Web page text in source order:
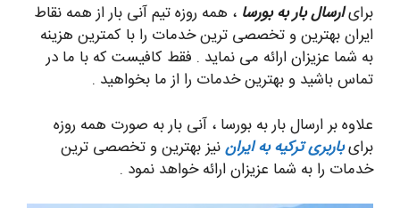
برایارسال بار به بورسا ، همه روزه تیم آنی بار از همه نقاط
ایران بهترین و تخصصی ترین خدمات را با کمترین هزینه
به شما عزیزان ارائه می نماید . فقط کافیست که با ما در
تماس باشید و بهترین خدمات را از ما بخواهید .
علاوه بر ارسال بار به بورسا ، آنی بار به صورت همه روزه
برایباربری ترکیه به ایراننیز بهترین و تخصصی ترین
خدمات را به شما عزیزان ارائه خواهد نمود .